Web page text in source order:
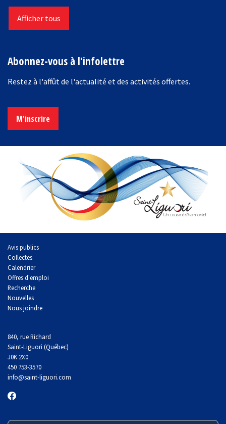
Afficher tous
Abonnez-vous à l'infolettre
Restez à l'affût de l'actualité et des activités offertes.
M'inscrire
Avis publics
Collectes
Calendrier
Offres d'emploi
Recherche
Nouvelles
Nous joindre
840, rue Richard
Saint-Liguori (Québec)
J0K 2X0
450 753-3570
info@saint-liguori.com